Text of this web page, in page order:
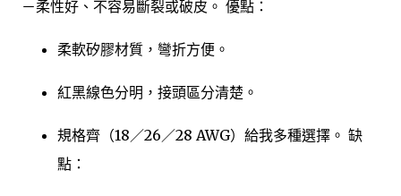
－柔性好、不容易斷裂或破皮。 優點：
柔軟矽膠材質，彎折方便。
紅黑線色分明，接頭區分清楚。
規格齊（18／26／28 AWG）給我多種選擇。 缺
點：